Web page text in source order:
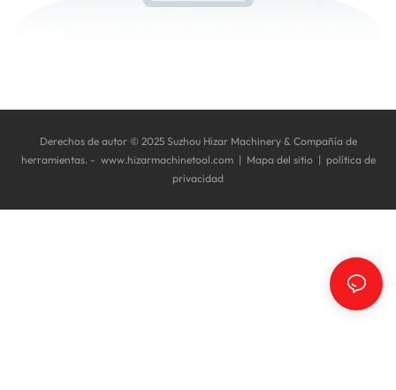
Derechos de autor © 2025 Suzhou Hizar Machinery & Compañía de
herramientas. - www.hizarmachinetool.com | Mapa del sitio | política de
privacidad